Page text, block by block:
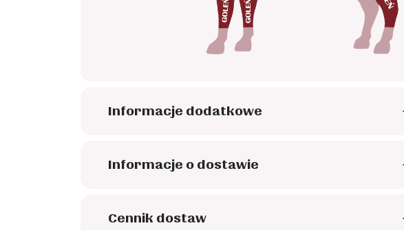
Informacje dodatkowe
Informacje o dostawie
Cennik dostaw